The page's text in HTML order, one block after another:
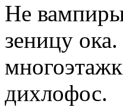
Не
зеницу
дихлофос.